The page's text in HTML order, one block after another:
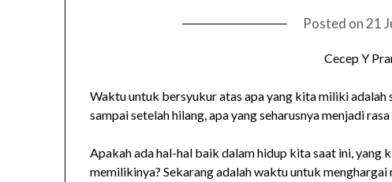
Posted on 21
Cecep Y
Waktu untuk bersyukur atas apa yang kita miliki
sampai setelah hilang, apa yang seharusnya menjadi
Apakah ada hal-hal baik dalam hidup kita saat ini,
memilikinya? Sekarang adalah waktu untuk